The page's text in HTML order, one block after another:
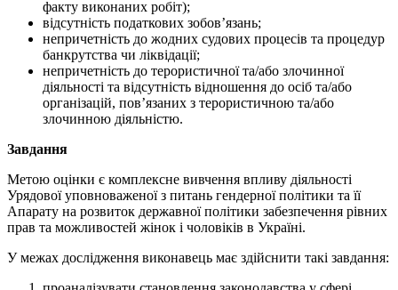
факту виконаних робіт);
відсутність податкових зобов’язань;
непричетність до жодних судових процесів та процедур
банкрутства чи ліквідації;
непричетність до терористичної та/або злочинної
діяльності та відсутність відношення до осіб та/або
організацій, пов’язаних з терористичною та/або
злочинною діяльністю.
Завдання
Метою оцінки є комплексне вивчення впливу діяльності
Урядової уповноваженої з питань гендерної політики та її
Апарату на розвиток державної політики забезпечення рівних
прав та можливостей жінок і чоловіків в Україні.
У межах дослідження виконавець має здійснити такі завдання: